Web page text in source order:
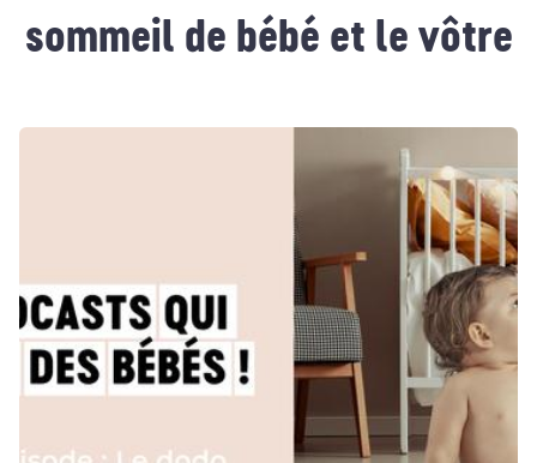
sommeil de bébé et le vôtre